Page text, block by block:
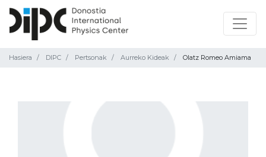
Hasiera DIPC Pertsonak Aurreko Kideak Olatz Romeo Amiama